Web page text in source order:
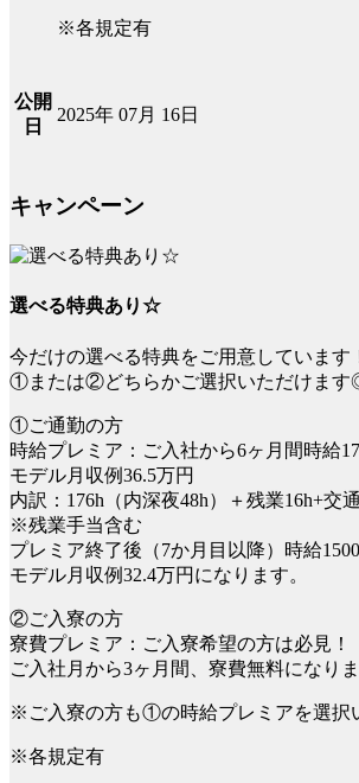
※各規定有
公開
日
2025年 07月 16日
キャンペーン
選べる特典あり☆
今だけの選べる特典をご用意しています
①または②どちらかご選択いただけま
①ご通勤の方
時給プレミア：ご入社から6ヶ月間時給
モデル月収例36.5万円
内訳：176h（内深夜48h）＋残業16h+交
※残業手当含む
プレミア終了後（7か月目以降）時給
モデル月収例32.4万円になります。
②ご入寮の方
寮費プレミア：ご入寮希望の方は必見！
ご入社月から3ヶ月間、寮費無料になり
※ご入寮の方も①の時給プレミアを選択
※各規定有